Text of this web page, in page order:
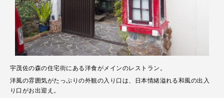
宇茂佐の森の住宅街にある洋食がメインのレストラン。
洋風の雰囲気がたっぷりの外観の入り口は、日本情緒溢れる和風の出入
り口がお出迎え。